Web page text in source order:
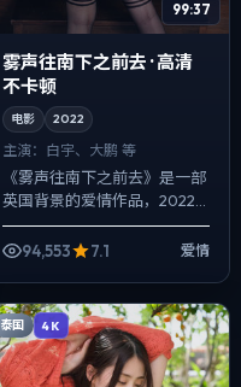
99:37
雾声往南下之前去 · 高清
不卡顿
电影 2022
主演： 白宇、大鹏 等
《雾声往南下之前去》是一部
英国背景的爱情作品，2022
年公映，由丹尼斯·维伦纽瓦执
导，白宇、大鹏、范伟等主
94,553 7.1 爱情
泰国 4K